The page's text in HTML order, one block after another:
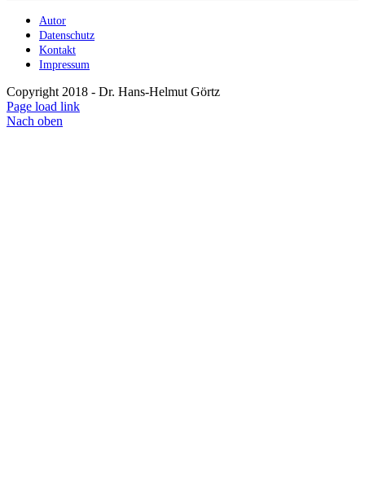
Autor
Datenschutz
Kontakt
Impressum
Copyright 2018 - Dr. Hans-Helmut Görtz
Page load link
Nach oben